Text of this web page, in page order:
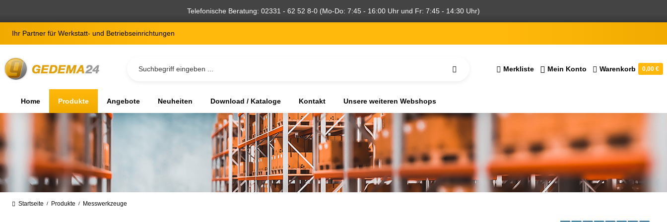
Telefonische Beratung: 02331 - 62 52 8-0 (Mo-Do: 7:45 - 16:00 Uhr und Fr: 7:45 - 14:30 Uhr)
Ihr Partner für Werkstatt- und Betriebseinrichtungen
Merkliste Mein Konto Warenkorb 0,00 €
Home Produkte Angebote Neuheiten Download / Kataloge Kontakt Unsere weiteren Webshops
Startseite / Produkte / Messwerkzeuge